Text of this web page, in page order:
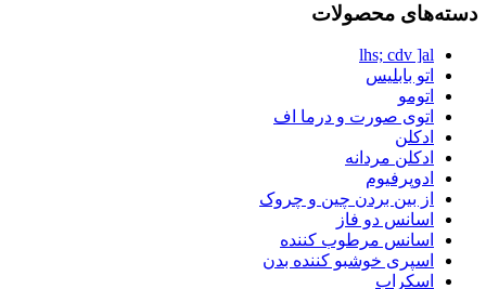
دسته‌های محصولات
lhs; cdv ]al
اتو بابلیس
اتومو
اتوی صورت و درما اف
ادکلن
ادکلن مردانه
ادوپرفیوم
از بین بردن چین و چروک
اسانس دو فاز
اسانس مرطوب کننده
اسپری خوشبو کننده بدن
اسکراب